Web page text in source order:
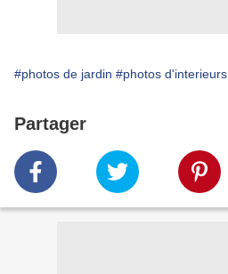
#photos de jardin #photos d'interieurs
Partager